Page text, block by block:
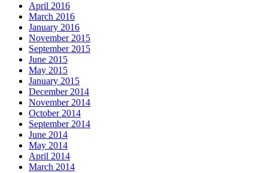
April 2016
March 2016
January 2016
November 2015
September 2015
June 2015
May 2015
January 2015
December 2014
November 2014
October 2014
September 2014
June 2014
May 2014
April 2014
March 2014